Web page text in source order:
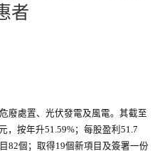
者
廢處置、光伏發電及風電。其截至
，按年升51.59%；每股盈利51.7
82個；取得19個新項目及簽署一份